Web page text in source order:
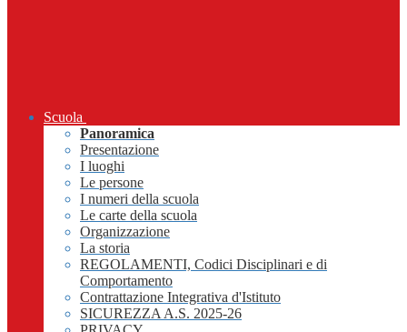
Scuola
Panoramica
Presentazione
I luoghi
Le persone
I numeri della scuola
Le carte della scuola
Organizzazione
La storia
REGOLAMENTI, Codici Disciplinari e di
Comportamento
Contrattazione Integrativa d'Istituto
SICUREZZA A.S. 2025-26